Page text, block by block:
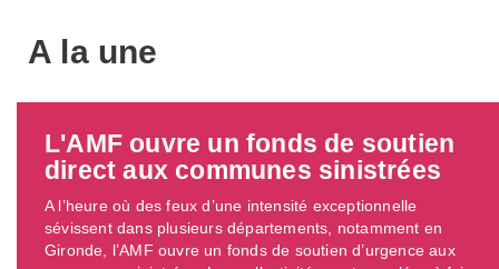
A la une
L'AMF ouvre un fonds de soutien
direct aux communes sinistrées
A l’heure où des feux d’une intensité exceptionnelle
sévissent dans plusieurs départements, notamment en
Gironde, l’AMF ouvre un fonds de soutien d’urgence aux